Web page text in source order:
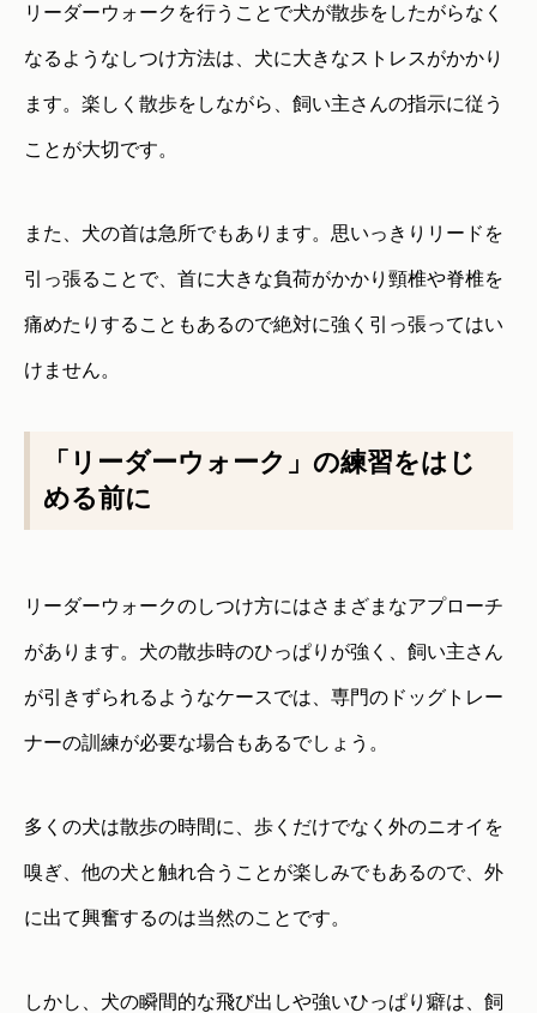
リーダーウォークを行うことで犬が散歩をしたがらなく
なるようなしつけ方法は、犬に大きなストレスがかかり
ます。楽しく散歩をしながら、飼い主さんの指示に従う
ことが大切です。
また、犬の首は急所でもあります。思いっきりリードを
引っ張ることで、首に大きな負荷がかかり頸椎や脊椎を
痛めたりすることもあるので絶対に強く引っ張ってはい
けません。
「リーダーウォーク」の練習をはじ
める前に
リーダーウォークのしつけ方にはさまざまなアプローチ
があります。犬の散歩時のひっぱりが強く、飼い主さん
が引きずられるようなケースでは、専門のドッグトレー
ナーの訓練が必要な場合もあるでしょう。
多くの犬は散歩の時間に、歩くだけでなく外のニオイを
嗅ぎ、他の犬と触れ合うことが楽しみでもあるので、外
に出て興奮するのは当然のことです。
しかし、犬の瞬間的な飛び出しや強いひっぱり癖は、飼